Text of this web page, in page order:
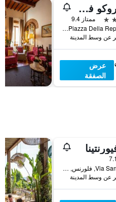
فندق روكو فورت سافوي
ممتاز 9.4
Piazza Della Repubblica 7, فلورنس, توسكانا, إيطاليا
عرض
الصفقة
Via San Gallo 31, فلورنس, توسكانا, إيطاليا